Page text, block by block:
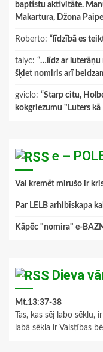
baptistu aktivitāte.
Makartura, Džona
Roberto: “ līdzībā es
talyc: “…līdz ar luterāņu
šķiet nomiris arī
gviclo: “Starp citu,
kokgriezumu "Luters
e –
Vai kremēt mirušo ir
Par LELB arhibīskapa
Kāpēc "nomira" e-
Dieva
Mt.13:37-38
Tas, kas sēj labo
labā sēkla ir Valstības